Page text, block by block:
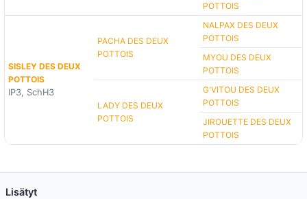
POTTOIS
SISLEY DES DEUX
POTTOIS
IP3, SchH3
PACHA DES DEUX
POTTOIS
NALPAX DES DEUX
POTTOIS
MYOU DES DEUX
POTTOIS
LADY DES DEUX
POTTOIS
G'VITOU DES DEUX
POTTOIS
JIROUETTE DES DEUX
POTTOIS
Lisätyt